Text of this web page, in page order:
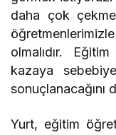
daha çok
olmalıdır.
kazaya
sonuçlanacağını
Yurt, eğitim